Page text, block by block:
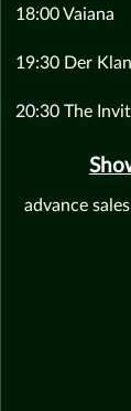
18:00 Vaiana
19:30 Der
20:30 The
advance